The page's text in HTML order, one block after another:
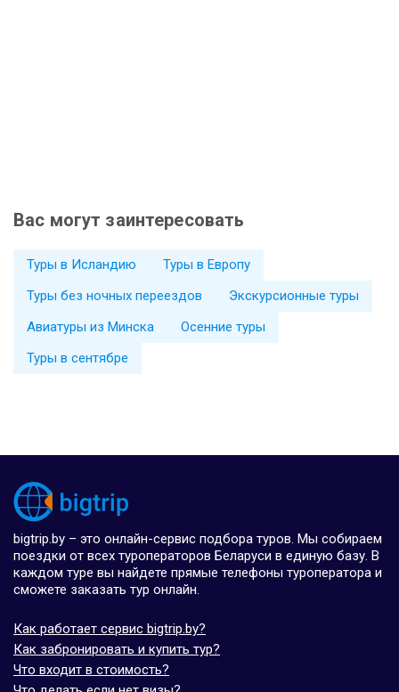
Вас могут заинтересовать
Туры в Исландию
Туры в Европу
Туры без ночных переездов
Экскурсионные туры
Авиатуры из Минска
Осенние туры
Туры в сентябре
bigtrip.by – это онлайн-сервис подбора туров. Мы собираем
поездки от всех туроператоров Беларуси в единую базу. В
каждом туре вы найдете прямые телефоны туроператора и
сможете заказать тур онлайн.
Как работает сервис bigtrip.by?
Как забронировать и купить тур?
Что входит в стоимость?